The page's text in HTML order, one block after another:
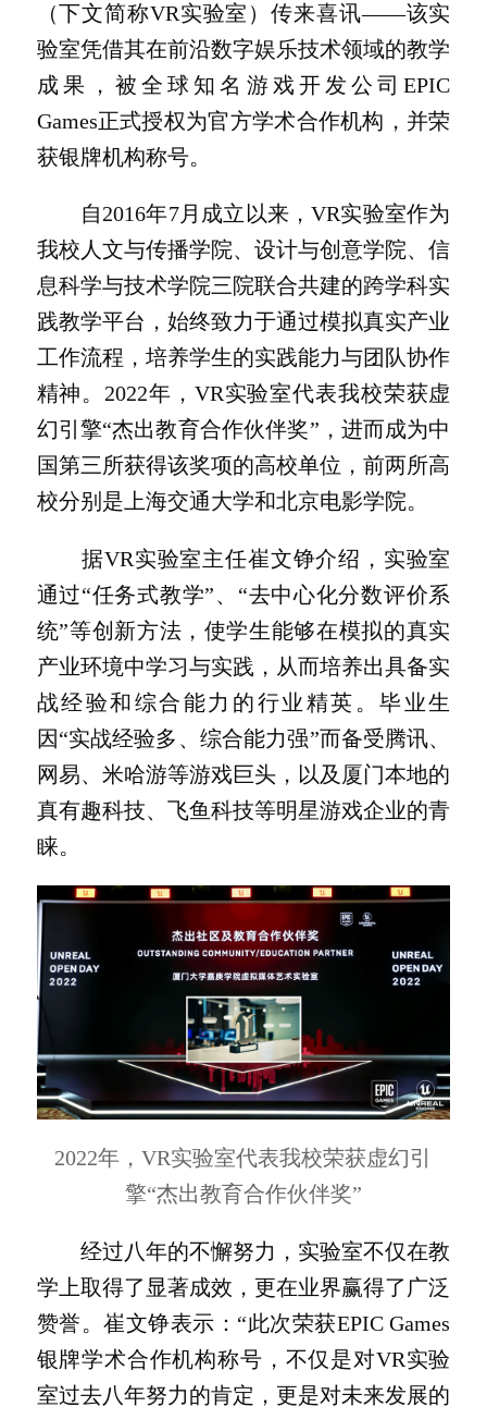
（下文简称VR实验室）传来喜讯——该实
验室凭借其在前沿数字娱乐技术领域的教学
成果，被全球知名游戏开发公司EPIC
Games正式授权为官方学术合作机构，并荣
获银牌机构称号。
自2016年7月成立以来，VR实验室作为
我校人文与传播学院、设计与创意学院、信
息科学与技术学院三院联合共建的跨学科实
践教学平台，始终致力于通过模拟真实产业
工作流程，培养学生的实践能力与团队协作
精神。2022年，VR实验室代表我校荣获虚
幻引擎“杰出教育合作伙伴奖”，进而成为中
国第三所获得该奖项的高校单位，前两所高
校分别是上海交通大学和北京电影学院。
据VR实验室主任崔文铮介绍，实验室
通过“任务式教学”、“去中心化分数评价系
统”等创新方法，使学生能够在模拟的真实
产业环境中学习与实践，从而培养出具备实
战经验和综合能力的行业精英。毕业生
因“实战经验多、综合能力强”而备受腾讯、
网易、米哈游等游戏巨头，以及厦门本地的
真有趣科技、飞鱼科技等明星游戏企业的青
睐。
2022年，VR实验室代表我校荣获虚幻引
擎“杰出教育合作伙伴奖”
经过八年的不懈努力，实验室不仅在教
学上取得了显著成效，更在业界赢得了广泛
赞誉。崔文铮表示：“此次荣获EPIC Games
银牌学术合作机构称号，不仅是对VR实验
室过去八年努力的肯定，更是对未来发展的